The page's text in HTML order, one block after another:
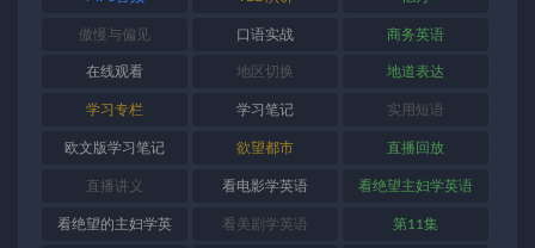
傲慢与偏见 口语实战 商务英语
在线观看 地区切换 地道表达
学习专栏 学习笔记 实用短语
欧文版学习笔记 欲望都市 直播回放
直播讲义 看电影学英语 看绝望主妇学英语
看绝望的主妇学英 看美剧学英语 第11集